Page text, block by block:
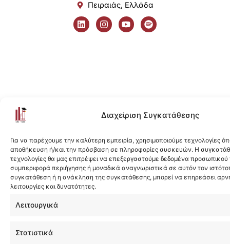
Διαχείριση Συγκατάθεσης
Για να παρέχουμε την καλύτερη εμπειρία, χρησιμοποιούμε τεχνολογίες
αποθήκευση ή/και την πρόσβαση σε πληροφορίες συσκευών. Η
τεχνολογίες θα μας επιτρέψει να επεξεργαστούμε δεδομένα
συμπεριφορά περιήγησης ή μοναδικά αναγνωριστικά σε αυτόν τον
συγκατάθεση ή η ανάκληση της συγκατάθεσης, μπορεί να επηρεάσει
λειτουργίες και δυνατότητες.
Λειτουργικά
Στατιστικά
Πειραιάς, Ελλάδα
L
i
n
I
n
s
Y
o
u
S
p
o